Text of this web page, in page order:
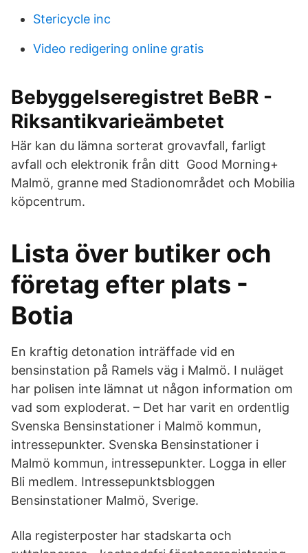
Stericycle inc
Video redigering online gratis
Bebyggelseregistret BeBR -
Riksantikvarieämbetet
Här kan du lämna sorterat grovavfall, farligt
avfall och elektronik från ditt Good Morning+
Malmö, granne med Stadionområdet och Mobilia
köpcentrum.
Lista över butiker och
företag efter plats -
Botia
En kraftig detonation inträffade vid en
bensinstation på Ramels väg i Malmö. I nuläget
har polisen inte lämnat ut någon information om
vad som exploderat. – Det har varit en ordentlig
Svenska Bensinstationer i Malmö kommun,
intressepunkter. Svenska Bensinstationer i
Malmö kommun, intressepunkter. Logga in eller
Bli medlem. Intressepunktsbloggen
Bensinstationer Malmö, Sverige.
Alla registerposter har stadskarta och